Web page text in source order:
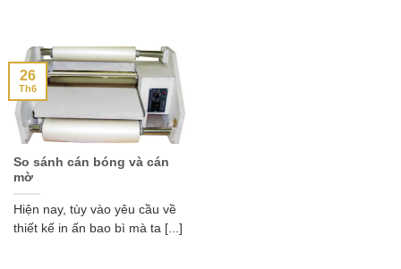
So sánh cán bóng và cán
mờ
Hiện nay, tùy vào yêu cầu về
thiết kế in ấn bao bì mà ta [...]
26
Th6